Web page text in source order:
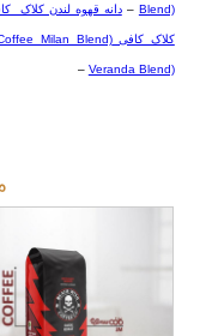
Blend)
–دانه قهوه لندن کلاک
کلاک کافیMilan Blend)
Veranda Blend)
–